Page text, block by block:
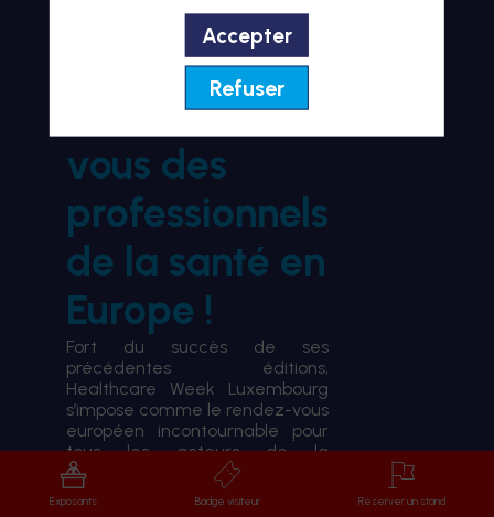
BIENVENUE À HWL26
le rendez-
vous des
professionnels
de la santé en
Europe !
Fort du succès de ses
précédentes éditions,
Healthcare Week Luxembourg
s’impose comme le rendez-vous
européen incontournable pour
tous les acteurs de la
transformation du système de
santé.
Exposants Badge visiteur Réserver un stand
Accepter
Refuser